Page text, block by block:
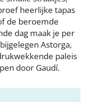
heerlijke tapas
de beroemde
dag maak je per
Astorga,
paleis
door Gaudí.